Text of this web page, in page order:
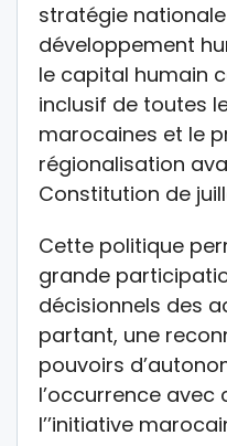
stratégie
développement
le capital humain
inclusif de toutes
marocaines et le
régionalisation
Constitution de
Cette politique
grande
décisionnels des
partant, une
pouvoirs
l’occurrence
l’’initiative